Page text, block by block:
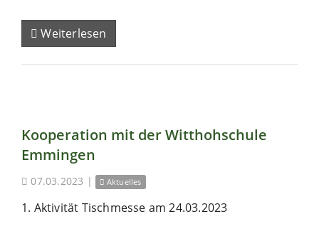
Weiterlesen
Kooperation mit der Witthohschule
Emmingen
07.03.2023 | Aktuelles
1. Aktivität Tischmesse am 24.03.2023